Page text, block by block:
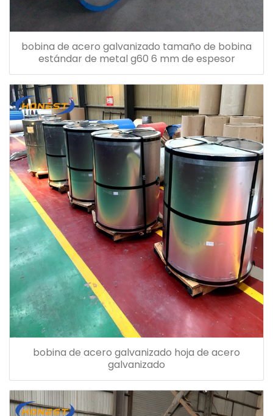
bobina de acero galvanizado tamaño de bobina
estándar de metal g60 6 mm de espesor
bobina de acero galvanizado hoja de acero
galvanizado